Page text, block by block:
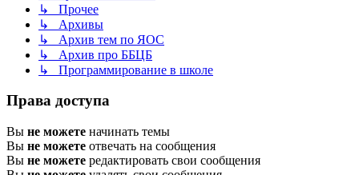
↳ Прочее
↳ Архивы
↳ Архив тем по ЯОС
↳ Архив про ББЦБ
↳ Программирование в школе
Права доступа
Вы не можете начинать темы
Вы не можете отвечать на сообщения
Вы не можете редактировать свои сообщения